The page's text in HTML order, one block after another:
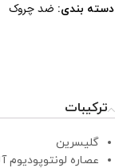
دسته بندی: ضد چروک
ترکیبات
گلیسرین
عصاره لونتوپودیوم